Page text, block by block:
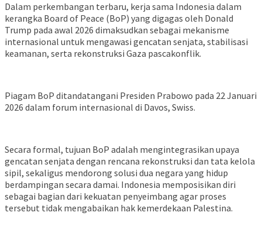
Dalam perkembangan terbaru, kerja sama Indonesia dalam
kerangka Board of Peace (BoP) yang digagas oleh Donald
Trump pada awal 2026 dimaksudkan sebagai mekanisme
internasional untuk mengawasi gencatan senjata, stabilisasi
keamanan, serta rekonstruksi Gaza pascakonflik.
Piagam BoP ditandatangani Presiden Prabowo pada 22 Januari
2026 dalam forum internasional di Davos, Swiss.
Secara formal, tujuan BoP adalah mengintegrasikan upaya
gencatan senjata dengan rencana rekonstruksi dan tata kelola
sipil, sekaligus mendorong solusi dua negara yang hidup
berdampingan secara damai. Indonesia memposisikan diri
sebagai bagian dari kekuatan penyeimbang agar proses
tersebut tidak mengabaikan hak kemerdekaan Palestina.